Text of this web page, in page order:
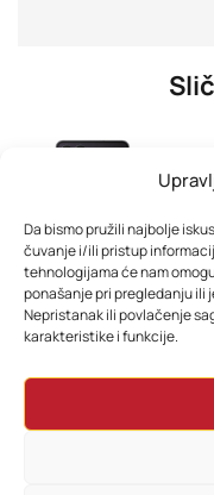
Da bismo pružili najbolje
čuvanje i/ili pristup
tehnologijama će nam
ponašanje pri pregledanju ili
Nepristanak ili povlačenje
karakteristike i funkcije.